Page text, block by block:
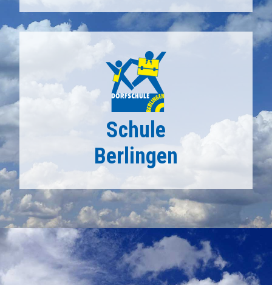
WOHIN MÖCHEN
Schule
Berlingen